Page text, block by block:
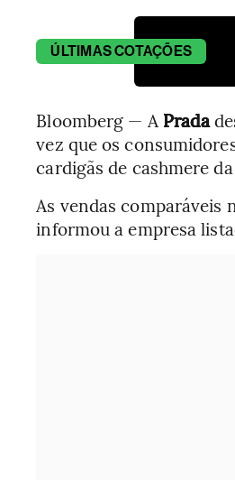
ÚLTIMASCOTAÇÕES
Bloomberg — A Prada
vez que os
cardigãs de cashmere
As vendas
informou a empresa